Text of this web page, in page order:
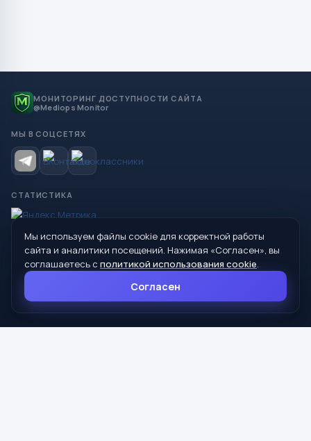
МОНИТОРИНГ ДОСТУПНОСТИ САЙТА
@Mediops Monitor
МЫ В СОЦСЕТЯХ
СТАТИСТИКА
© 2026 Управление образования Администрации МО
Сухой Лог
624800, Свердловская область, г. Сухой Лог, ул. Кирова, дом 7
8 (34373) 4-33-85
Мы используем файлы cookie для корректной работы
сайта и аналитики посещений. Нажимая «Согласен», вы
соглашаетесь с политикой использования cookie.
Согласен